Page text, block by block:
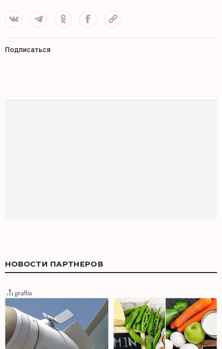
Подписаться
НОВОСТИ ПАРТНЕРОВ